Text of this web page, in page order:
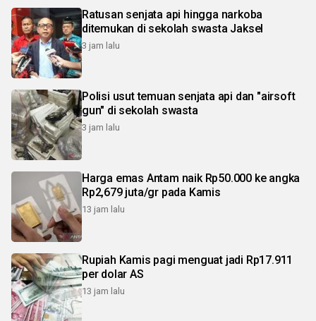
Ratusan senjata api hingga narkoba
ditemukan di sekolah swasta Jaksel
3 jam lalu
Polisi usut temuan senjata api dan "airsoft
gun" di sekolah swasta
3 jam lalu
Harga emas Antam naik Rp50.000 ke angka
Rp2,679 juta/gr pada Kamis
13 jam lalu
Rupiah Kamis pagi menguat jadi Rp17.911
per dolar AS
13 jam lalu